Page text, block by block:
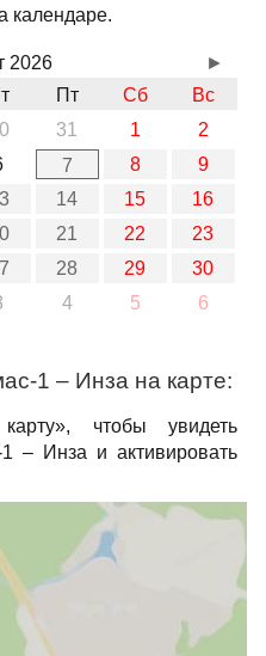
календаре.
2026
Пт Сб
Вс
31 1
2
7 8
9
14 15
16
21 22
23
28 29
30
4 5 6
►
1 – Инза на карте:
чтобы увидеть
– Инза и активировать